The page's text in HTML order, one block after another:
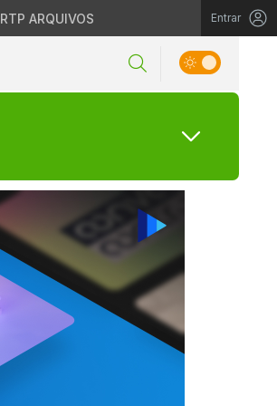
RTP ARQUIVOS Entrar